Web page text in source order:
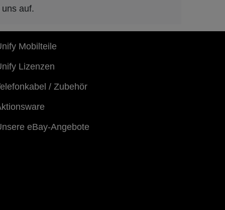
auf.
Mobilteile
Lizenzen
/ Zubehör
eBay-Angebote